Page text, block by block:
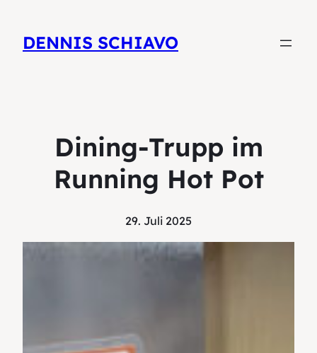
DENNIS SCHIAVO
Dining-Trupp im
Running Hot Pot
29. Juli 2025